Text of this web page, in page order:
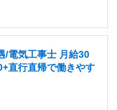
/電気工事士 月給30
直行直帰で働きやす